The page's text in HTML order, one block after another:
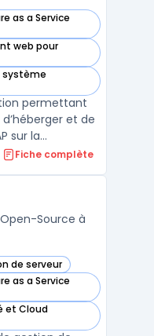
as a Service
catégorie
web pour
catégorie
système
catégorie
permettant
et de
sur la
Cette offre
organisations
Fiche complète
Source à
de serveur
as a Service
et Cloud